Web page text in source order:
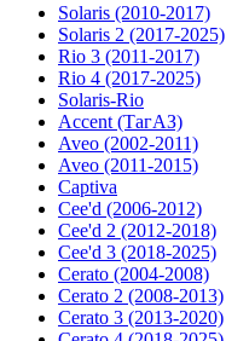
Solaris (2010-2017)
Solaris 2 (2017-2025)
Rio 3 (2011-2017)
Rio 4 (2017-2025)
Solaris-Rio
Accent (ТагАЗ)
Aveo (2002-2011)
Aveo (2011-2015)
Captiva
Cee'd (2006-2012)
Cee'd 2 (2012-2018)
Cee'd 3 (2018-2025)
Cerato (2004-2008)
Cerato 2 (2008-2013)
Cerato 3 (2013-2020)